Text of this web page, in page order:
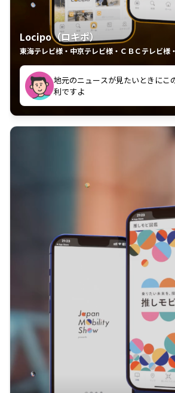
Locipo（ロキポ）
東海テレビ様・中京テレビ様・ＣＢＣテレビ様
中京テレビのおもしろ番組が視聴
れるの嬉しいポイント
いつも利用させていただいており